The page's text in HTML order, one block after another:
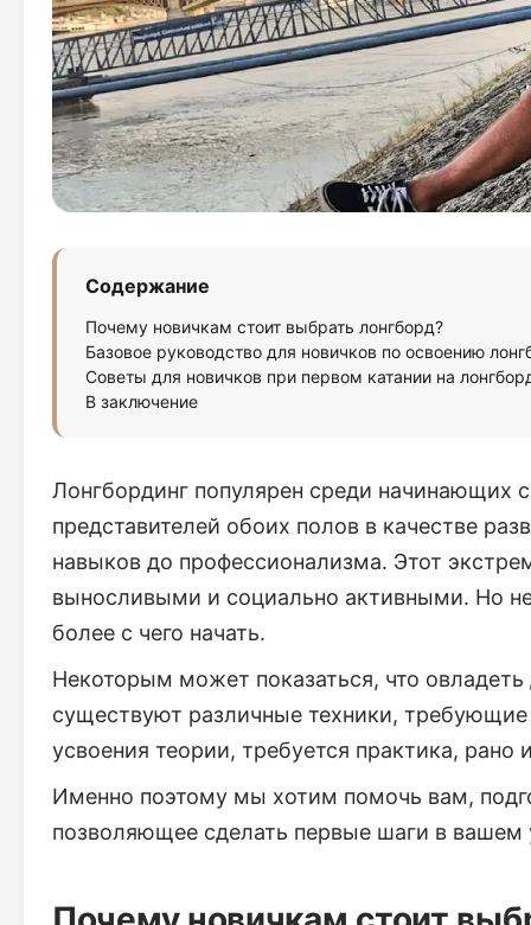
Содержание
Почему новичкам стоит выбрать лонгборд?
Базовое руководство для новичков по освоению
Советы для новичков при первом катании на
В заключение
Лонгбординг популярен среди начинающих
представителей обоих полов в качестве
навыков до профессионализма. Этот
выносливыми и социально активными. Но
более с чего начать.
Некоторым может показаться, что
существуют различные техники,
усвоения теории, требуется практика,
Именно поэтому мы хотим помочь вам,
позволяющее сделать первые шаги в вашем